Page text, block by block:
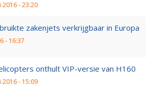
2016 - 23:20
zakenjets verkrijgbaar in Europa
- 16:37
onthult VIP-versie van H160
2016 - 15:09